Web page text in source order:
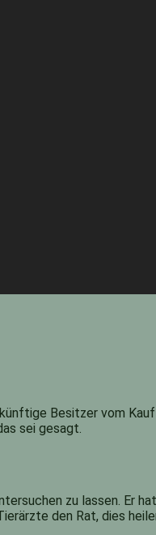
Besitzer vom
sei gesagt.
zu lassen. Er
den Rat, dies